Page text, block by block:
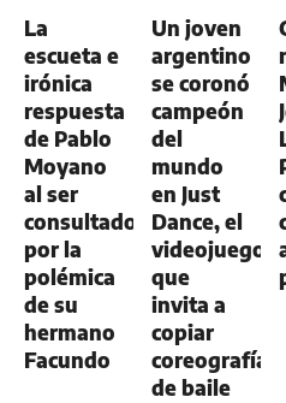
La
escueta e
irónica
respuesta
de Pablo
Moyano
al ser
consultado
por la
polémica
de su
hermano
Facundo
Un joven
argentino
se coronó
campeón
del
mundo
en Just
Dance, el
videojuego
que
invita a
copiar
coreografías
de baile